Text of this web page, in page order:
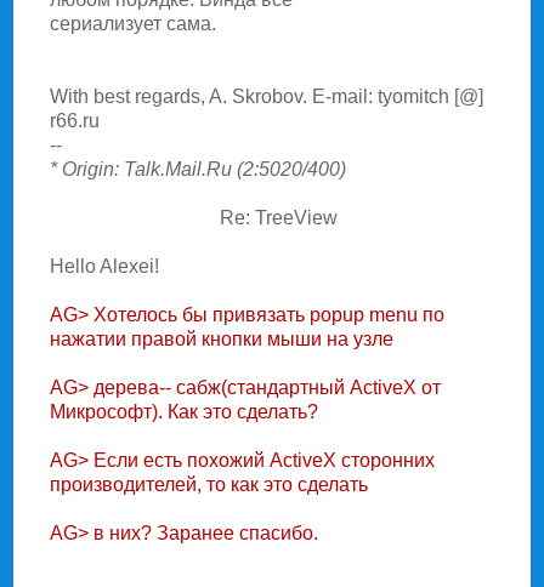
сериализует сама.
With best regards, A. Skrobov. E-mail: tyomitch [@]
r66.ru
--
* Origin: Talk.Mail.Ru (2:5020/400)
Re: TreeView
Hello Alexei!
AG> Хотелось бы привязать popup menu по
нажатии правой кнопки мыши на узле
AG> дерева-- сабж(стандартный ActiveX от
Микрософт). Как это сделать?
AG> Если есть похожий ActiveX сторонних
производителей, то как это сделать
AG> в них? Заранее спасибо.